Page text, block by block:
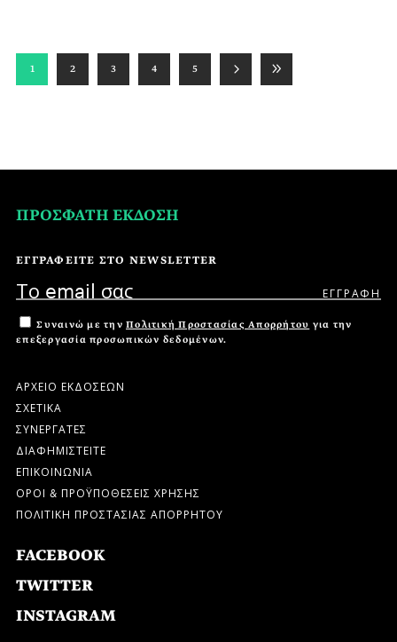
1 2 3 4 5
ΠΡΟΣΦΑΤΗ ΕΚΔΟΣΗ
ΕΓΓΡΑΦΕΙΤΕ ΣΤΟ NEWSLETTER
Συναινώ με την Πολιτική Προστασίας Απορρήτου για την
επεξεργασία προσωπικών δεδομένων.
ΑΡΧΕΙΟ ΕΚΔΟΣΕΩΝ
ΣΧΕΤΙΚΑ
ΣΥΝΕΡΓΑΤΕΣ
ΔΙΑΦΗΜΙΣΤΕΙΤΕ
ΕΠΙΚΟΙΝΩΝΙΑ
ΟΡΟΙ & ΠΡΟΫΠΟΘΕΣΕΙΣ ΧΡΗΣΗΣ
ΠΟΛΙΤΙΚΗ ΠΡΟΣΤΑΣΙΑΣ ΑΠΟΡΡΗΤΟΥ
FACEBOOK
TWITTER
INSTAGRAM